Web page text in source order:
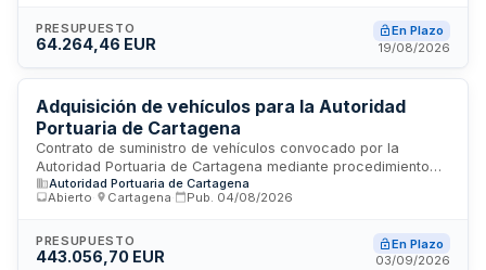
preventivo, reparación, sustitución de piezas y cobertura de
riesgos durante la vigencia de tres años. Se establece un
realizará en treinta y seis cuotas mensuales.
PRESUPUESTO
64.264,46 EUR
En Plazo
19/08/2026
Adquisición de vehículos para la Autoridad
Portuaria de Cartagena
Contrato de suministro de vehículos convocado por la
Autoridad Portuaria de Cartagena mediante procedimiento
de licitación pública. El contrato comprende la adquisición de
vehículos distribuidos en seis lotes diferenciados. Los
requisitos establecidos en el pliego de cláusulas
administrativas particulares. El plazo máximo de ejecución no
Autoridad Portuaria de Cartagena
Abierto
Cartagena Pub. 04/08/2026
PRESUPUESTO
443.056,70 EUR
En Plazo
03/09/2026